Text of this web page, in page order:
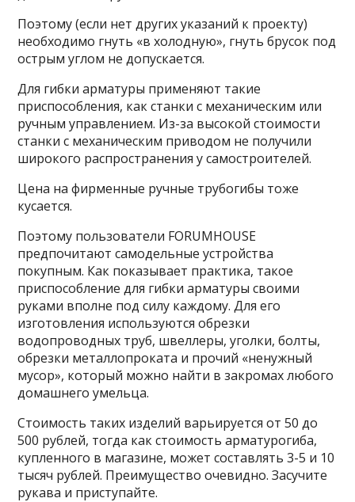
Поэтому (если нет других указаний к проекту)
необходимо гнуть «в холодную», гнуть брусок под
острым углом не допускается.
Для гибки арматуры применяют такие
приспособления, как станки с механическим или
ручным управлением. Из-за высокой стоимости
станки с механическим приводом не получили
широкого распространения у самостроителей.
Цена на фирменные ручные трубогибы тоже
кусается.
Поэтому пользователи FORUMHOUSE
предпочитают самодельные устройства
покупным. Как показывает практика, такое
приспособление для гибки арматуры своими
руками вполне под силу каждому. Для его
изготовления используются обрезки
водопроводных труб, швеллеры, уголки, болты,
обрезки металлопроката и прочий «ненужный
мусор», который можно найти в закромах любого
домашнего умельца.
Стоимость таких изделий варьируется от 50 до
500 рублей, тогда как стоимость арматурогиба,
купленного в магазине, может составлять 3-5 и 10
тысяч рублей. Преимущество очевидно. Засучите
рукава и приступайте.